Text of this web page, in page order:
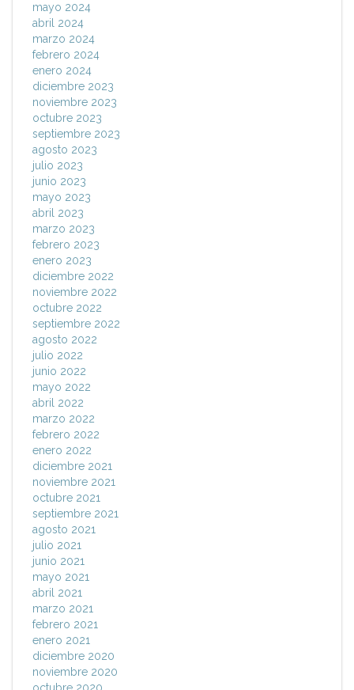
mayo 2024
abril 2024
marzo 2024
febrero 2024
enero 2024
diciembre 2023
noviembre 2023
octubre 2023
septiembre 2023
agosto 2023
julio 2023
junio 2023
mayo 2023
abril 2023
marzo 2023
febrero 2023
enero 2023
diciembre 2022
noviembre 2022
octubre 2022
septiembre 2022
agosto 2022
julio 2022
junio 2022
mayo 2022
abril 2022
marzo 2022
febrero 2022
enero 2022
diciembre 2021
noviembre 2021
octubre 2021
septiembre 2021
agosto 2021
julio 2021
junio 2021
mayo 2021
abril 2021
marzo 2021
febrero 2021
enero 2021
diciembre 2020
noviembre 2020